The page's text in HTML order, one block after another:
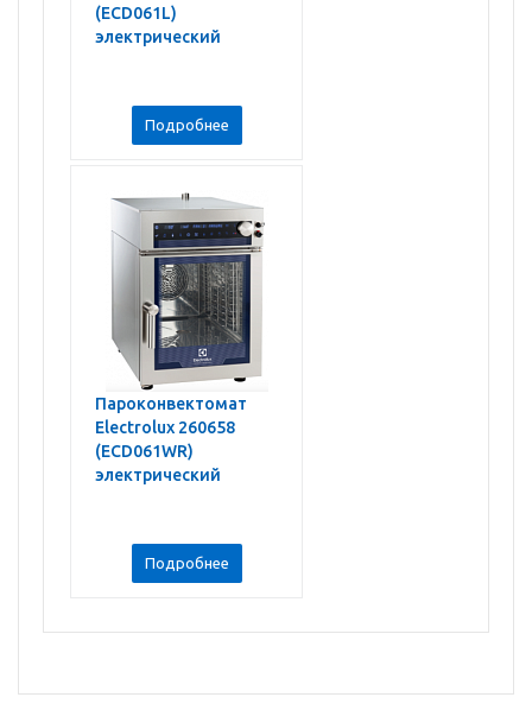
(ECD061L)
электрический
Подробнее
Пароконвектомат
Electrolux 260658
(ECD061WR)
электрический
Подробнее